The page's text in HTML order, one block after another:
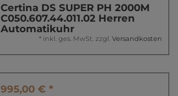
Certina DS SUPER PH 2000M
C050.607.44.011.02 Herren
Automatikuhr
* inkl. ges. MwSt. zzgl. Versandkosten
995,00 € *